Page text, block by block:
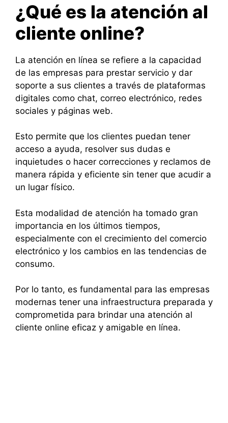
¿Qué es la atención al
cliente online?
La atención en línea se refiere a la capacidad
de las empresas para prestar servicio y dar
soporte a sus clientes a través de plataformas
digitales como chat, correo electrónico, redes
sociales y páginas web.
Esto permite que los clientes puedan tener
acceso a ayuda, resolver sus dudas e
inquietudes o hacer correcciones y reclamos de
manera rápida y eficiente sin tener que acudir a
un lugar físico.
Esta modalidad de atención ha tomado gran
importancia en los últimos tiempos,
especialmente con el crecimiento del comercio
electrónico y los cambios en las tendencias de
consumo.
Por lo tanto, es fundamental para las empresas
modernas tener una infraestructura preparada y
comprometida para brindar una atención al
cliente online eficaz y amigable en línea.